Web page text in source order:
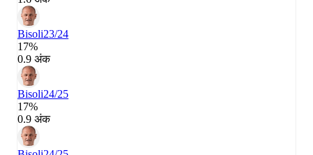
Bisoli23/24
17%
0.9 अंक
Bisoli24/25
17%
0.9 अंक